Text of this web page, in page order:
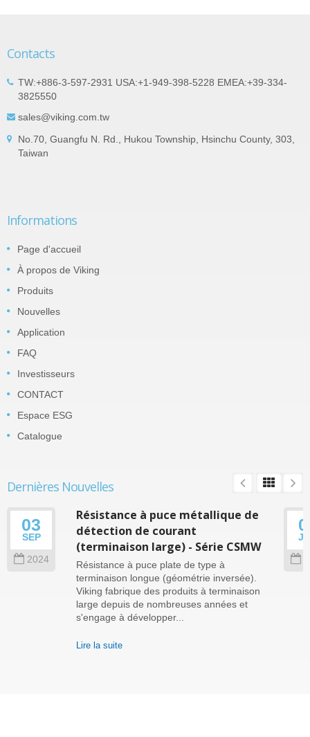
Contacts
TW:+886-3-597-2931 USA:+1-949-398-5228 EMEA:+39-334-
3825550
sales@viking.com.tw
No.70, Guangfu N. Rd., Hukou Township, Hsinchu County, 303,
Taiwan
Informations
Page d'accueil
À propos de Viking
Produits
Nouvelles
Application
FAQ
Investisseurs
CONTACT
Espace ESG
Catalogue
Dernières Nouvelles
03
SEP
2024
Résistance à puce métallique de
détection de courant
(terminaison large) - Série CSMW
Résistance à puce plate de type à
terminaison longue (géométrie inversée).
Viking fabrique des produits à terminaison
large depuis de nombreuses années et
s'engage à développer...
Lire la suite